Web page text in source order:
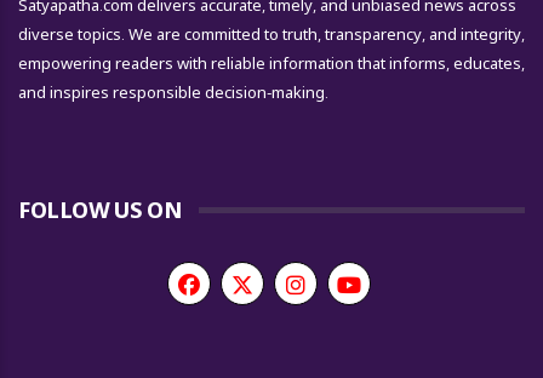
Satyapatha.com delivers accurate, timely, and unbiased news across
diverse topics. We are committed to truth, transparency, and integrity,
empowering readers with reliable information that informs, educates,
and inspires responsible decision-making.
FOLLOW US ON